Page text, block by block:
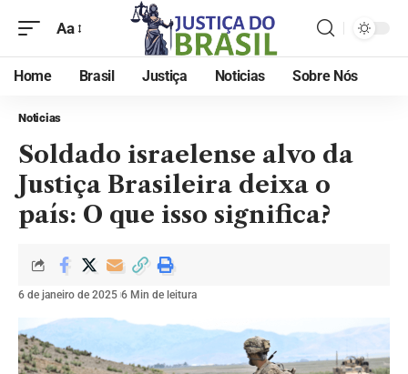
Aa
Home Brasil Justiça Noticias Sobre Nós
Noticias
Soldado israelense alvo da
Justiça Brasileira deixa o
país: O que isso significa?
6 de janeiro de 2025 6 Min de leitura